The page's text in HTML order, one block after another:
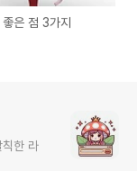
은 점 3가지
한 라